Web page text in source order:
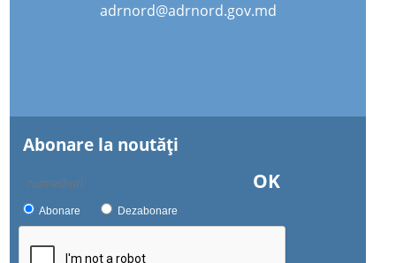
adrnord@adrnord.gov.md
Abonare la noutăţi
OK
Abonare Dezabonare